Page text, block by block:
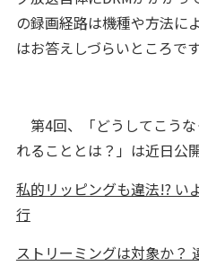
の録画経路は機種や方法に
はお答えしづらいところです
第4回、「どうしてこう
れることとは？」は近日公
私的リッピングも違法!? い
行
ストリーミングは対象か？